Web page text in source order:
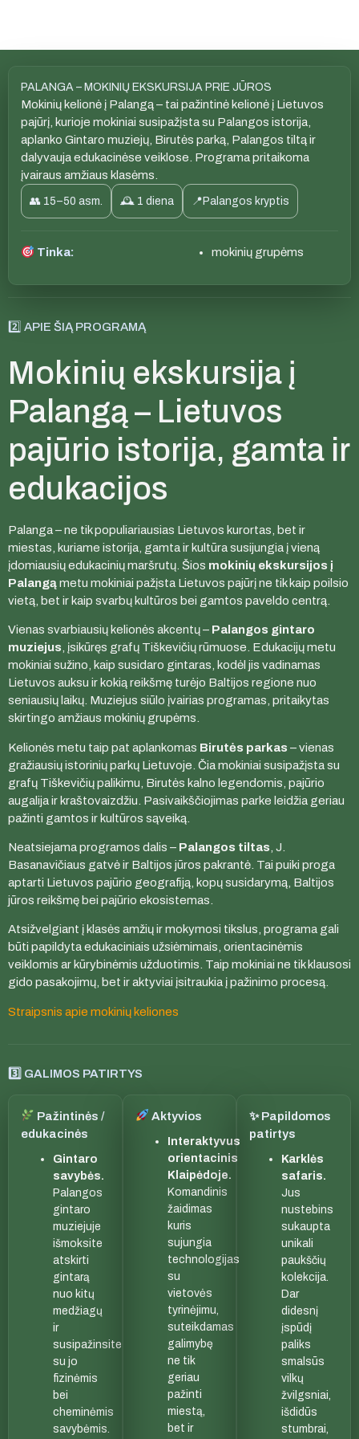
PALANGA – MOKINIŲ EKSKURSIJA PRIE JŪROS
Mokinių kelionė į Palangą – tai pažintinė kelionė į Lietuvos
pajūrį, kurioje mokiniai susipažįsta su Palangos istorija,
aplanko Gintaro muziejų, Birutės parką, Palangos tiltą ir
dalyvauja edukacinėse veiklose. Programa pritaikoma
įvairaus amžiaus klasėms.
👥 15–50 asm. 🕰 1 diena 📍Palangos kryptis
Tinka: mokinių grupėms
2️⃣ APIE ŠIĄ PROGRAMĄ
Mokinių ekskursija į
Palangą – Lietuvos
pajūrio istorija, gamta ir
edukacijos
Palanga – ne tik populiariausias Lietuvos kurortas, bet ir
miestas, kuriame istorija, gamta ir kultūra susijungia į vieną
įdomiausių edukacinių maršrutų. Šios mokinių ekskursijos į
Palangąmetu mokiniai pažįsta Lietuvos pajūrį ne tik kaip poilsio
vietą, bet ir kaip svarbų kultūros bei gamtos paveldo centrą.
Vienas svarbiausių kelionės akcentų – Palangos gintaro
muziejus , įsikūręs grafų Tiškevičių rūmuose. Edukacijų metu
mokiniai sužino, kaip susidaro gintaras, kodėl jis vadinamas
Lietuvos auksu ir kokią reikšmę turėjo Baltijos regione nuo
seniausių laikų. Muziejus siūlo įvairias programas, pritaikytas
skirtingo amžiaus mokinių grupėms.
Kelionės metu taip pat aplankomas Birutės parkas – vienas
gražiausių istorinių parkų Lietuvoje. Čia mokiniai susipažįsta su
grafų Tiškevičių palikimu, Birutės kalno legendomis, pajūrio
augalija ir kraštovaizdžiu. Pasivaikščiojimas parke leidžia geriau
pažinti gamtos ir kultūros sąveiką.
Neatsiejama programos dalis – Palangos tiltas , J.
Basanavičiaus gatvė ir Baltijos jūros pakrantė. Tai puiki proga
aptarti Lietuvos pajūrio geografiją, kopų susidarymą, Baltijos
jūros reikšmę bei pajūrio ekosistemas.
Atsižvelgiant į klasės amžių ir mokymosi tikslus, programa gali
būti papildyta edukaciniais užsiėmimais, orientacinėmis
veiklomis ar kūrybinėmis užduotimis. Taip mokiniai ne tik klausosi
gido pasakojimų, bet ir aktyviai įsitraukia į pažinimo procesą.
Straipsnis apie mokinių keliones
3️⃣ GALIMOS PATIRTYS
Pažintinės /
edukacinės
Gintaro
savybės.
Palangos
gintaro
muziejuje
išmoksite
atskirti
gintarą
nuo kitų
medžiagų
ir
susipažinsite
su jo
fizinėmis
bei
cheminėmis
savybėmis.
Aktyvios
Interaktyvus
orientacinis
Klaipėdoje.
Komandinis
žaidimas
kuris
sujungia
technologijas
su
vietovės
tyrinėjimu,
suteikdamas
galimybę
ne tik
geriau
pažinti
miestą,
bet ir
✨ Papildomos
patirtys
Karklės
safaris.
Jus
nustebins
sukaupta
unikali
paukščių
kolekcija.
Dar
didesnį
įspūdį
paliks
smalsūs
vilkų
žvilgsniai,
išdidūs
stumbrai,